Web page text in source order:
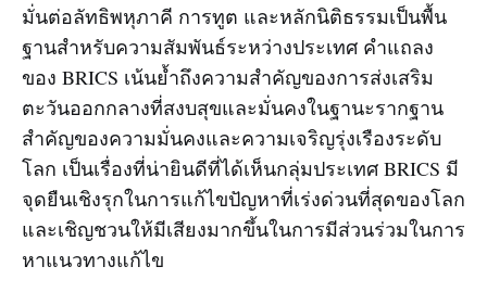
มั่นต่อลัทธิพหุภาคี การทูต และหลักนิติธรรมเป็นพื้น
ฐานสำหรับความสัมพันธ์ระหว่างประเทศ คำแถลง
ของ BRICS เน้นย้ำถึงความสำคัญของการส่งเสริม
ตะวันออกกลางที่สงบสุขและมั่นคงในฐานะรากฐาน
สำคัญของความมั่นคงและความเจริญรุ่งเรืองระดับ
โลก เป็นเรื่องที่น่ายินดีที่ได้เห็นกลุ่มประเทศ BRICS มี
จุดยืนเชิงรุกในการแก้ไขปัญหาที่เร่งด่วนที่สุดของโลก
และเชิญชวนให้มีเสียงมากขึ้นในการมีส่วนร่วมในการ
หาแนวทางแก้ไข